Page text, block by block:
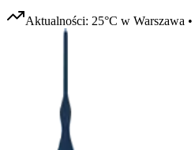
Aktualności: 25°C w Warszawa •